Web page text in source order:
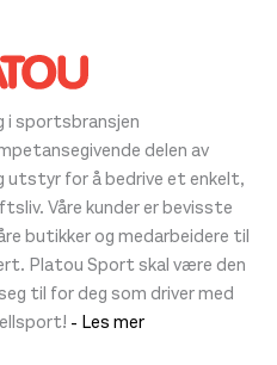
i sportsbransjen
delen av
utstyr for å bedrive et enkelt,
Våre kunder er bevisste
butikker og medarbeidere til
Platou Sport skal være den
til for deg som driver med
- Les mer